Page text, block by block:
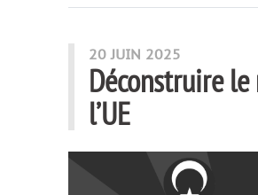
articles mots
20 JUIN 2025
Déconstruire
l’UE